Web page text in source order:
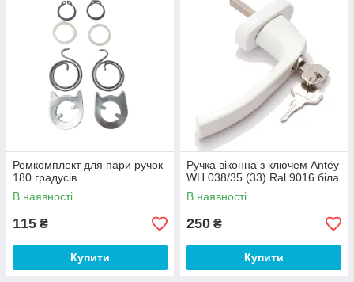
Ремкомплект для пари ручок
180 градусів
В наявності
115 ₴
Купити
Ручка віконна з ключем Antey
WH 038/35 (33) Ral 9016 біла
В наявності
250 ₴
Купити